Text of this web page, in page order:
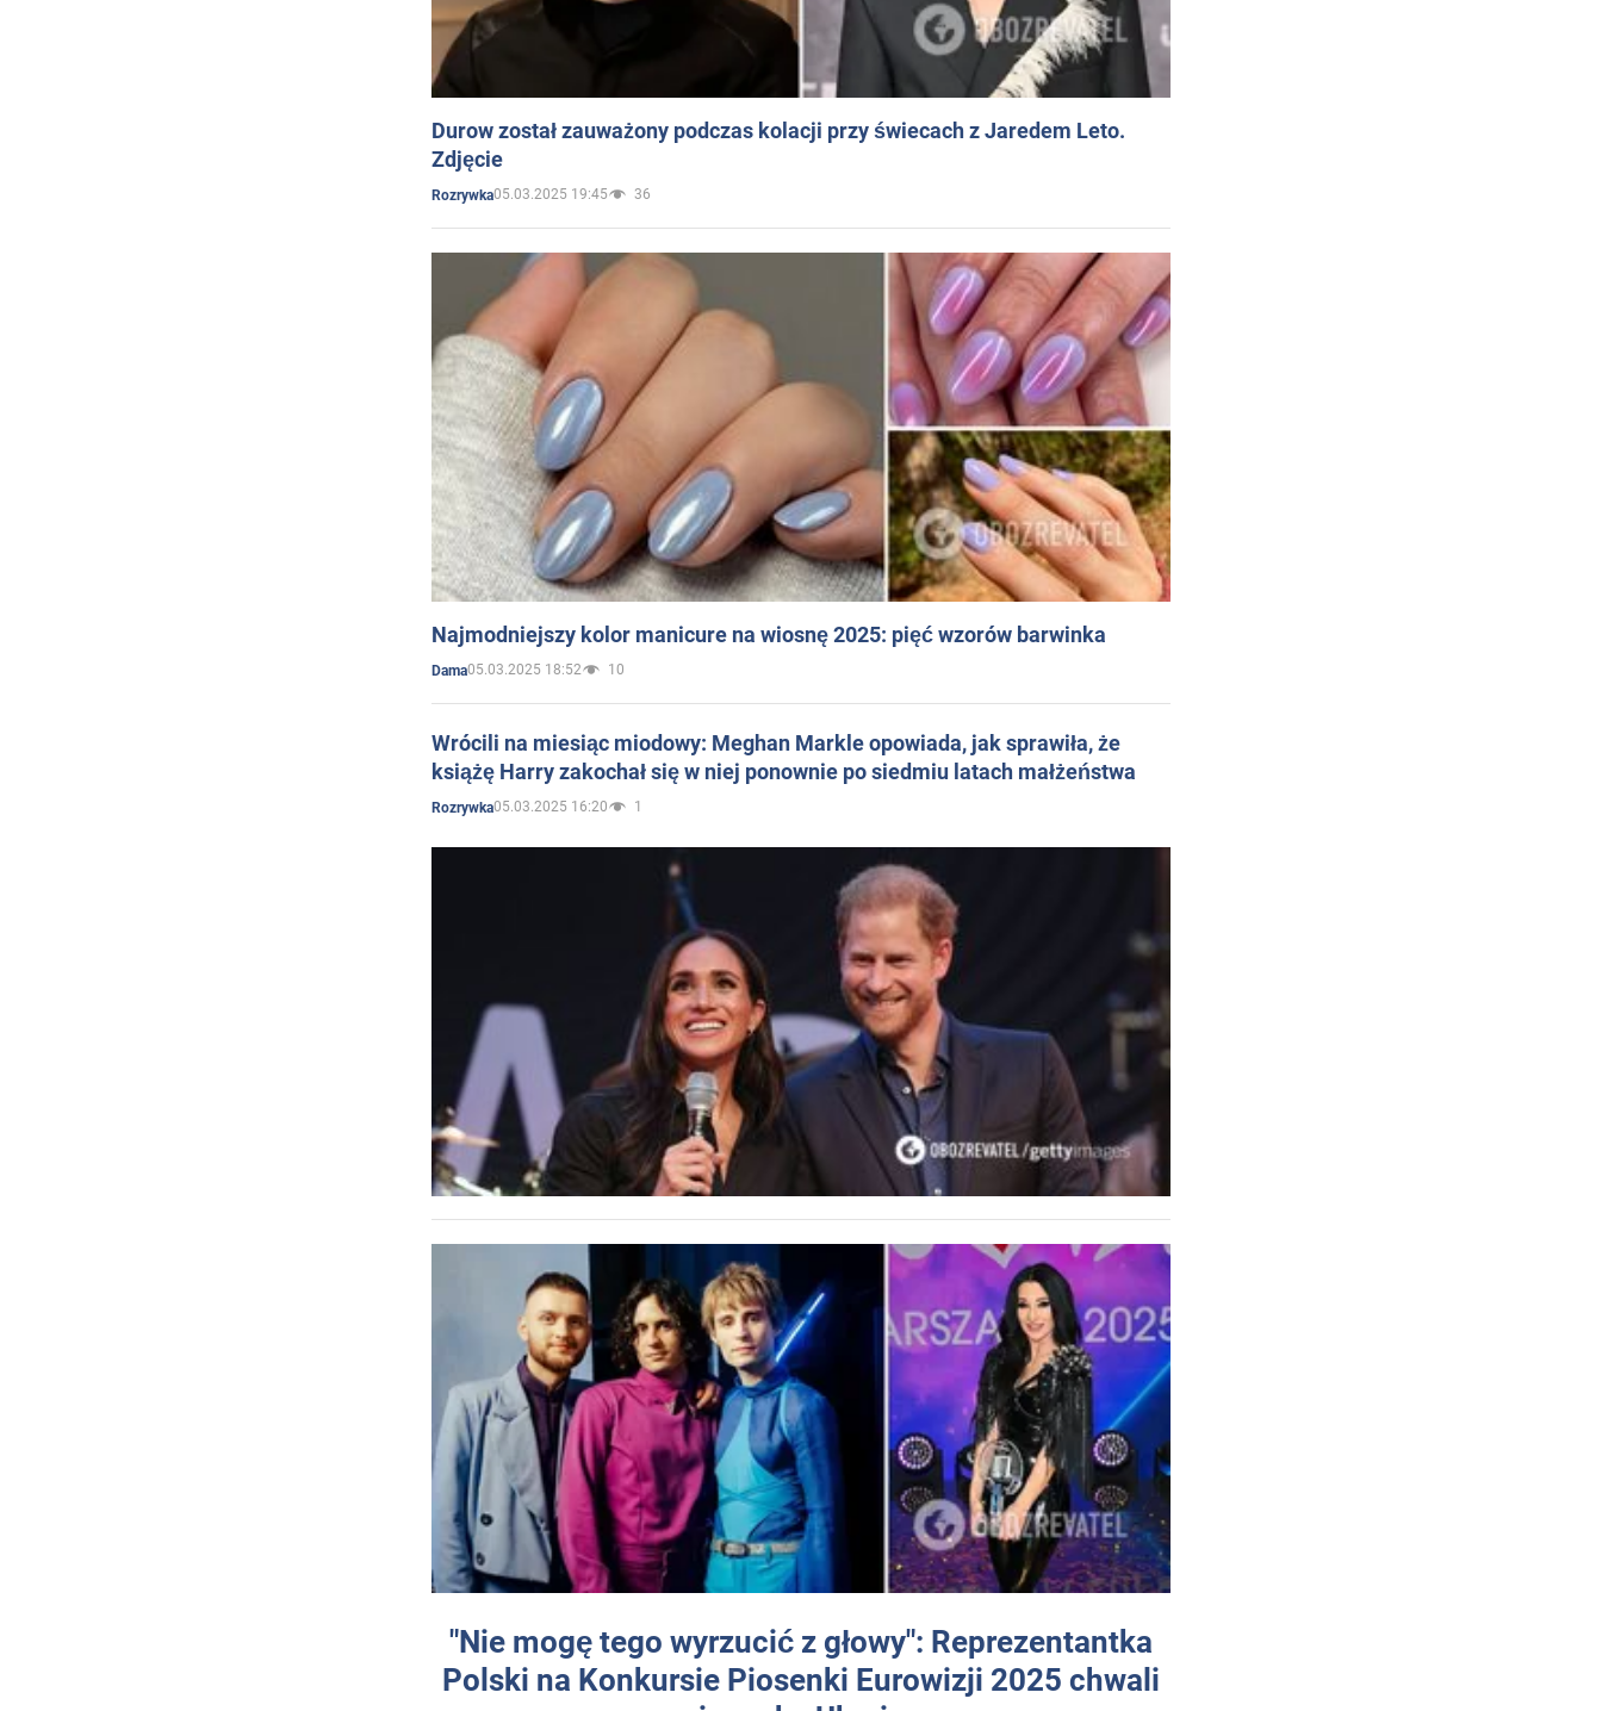
Durow został zauważony podczas kolacji przy świecach z Jaredem Leto.
Zdjęcie
Rozrywka05.03.2025 19:45 36
Najmodniejszy kolor manicure na wiosnę 2025: pięć wzorów barwinka
Dama05.03.2025 18:52 10
Wrócili na miesiąc miodowy: Meghan Markle opowiada, jak sprawiła, że
książę Harry zakochał się w niej ponownie po siedmiu latach małżeństwa
Rozrywka05.03.2025 16:20 1
"Nie mogę tego wyrzucić z głowy": Reprezentantka
Polski na Konkursie Piosenki Eurowizji 2025 chwali